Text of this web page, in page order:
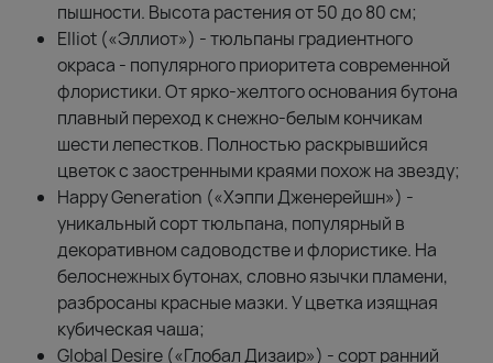
пышности. Высота растения от 50 до 80 см;
Elliot («Эллиот») - тюльпаны градиентного
окраса - популярного приоритета современной
флористики. От ярко-желтого основания бутона
плавный переход к снежно-белым кончикам
шести лепестков. Полностью раскрывшийся
цветок с заостренными краями похож на звезду;
Happy Generation («Хэппи Дженерейшн») -
уникальный сорт тюльпана, популярный в
декоративном садоводстве и флористике. На
белоснежных бутонах, словно язычки пламени,
разбросаны красные мазки. У цветка изящная
кубическая чаша;
Global Desire («Глобал Дизаир») - сорт ранний